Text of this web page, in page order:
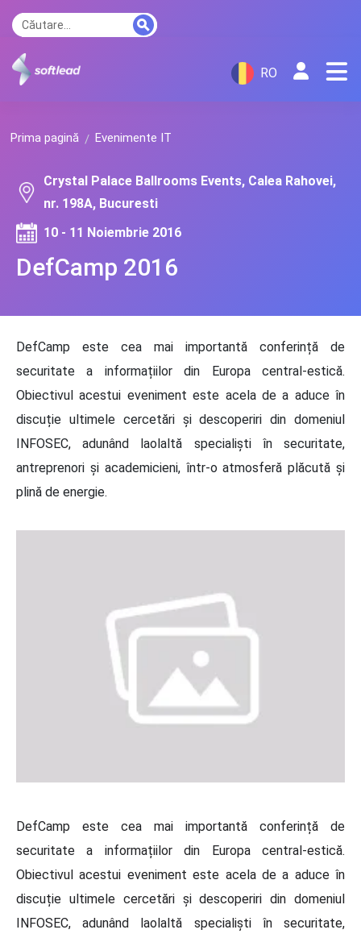
RO
Prima pagină Evenimente IT
DefCamp 2016
Crystal Palace Ballrooms Events, Calea Rahovei,
nr. 198A, Bucuresti
10 - 11 Noiembrie 2016
DefCamp este cea mai importantă conferință de
securitate a informațiilor din Europa central-estică.
Obiectivul acestui eveniment este acela de a aduce în
discuție ultimele cercetări și descoperiri din domeniul
INFOSEC, adunând laolaltă specialiști în securitate,
antreprenori și academicieni, într-o atmosferă plăcută și
plină de energie.
DefCamp este cea mai importantă conferință de
securitate a informațiilor din Europa central-estică.
Obiectivul acestui eveniment este acela de a aduce în
discuție ultimele cercetări și descoperiri din domeniul
INFOSEC, adunând laolaltă specialiști în securitate,